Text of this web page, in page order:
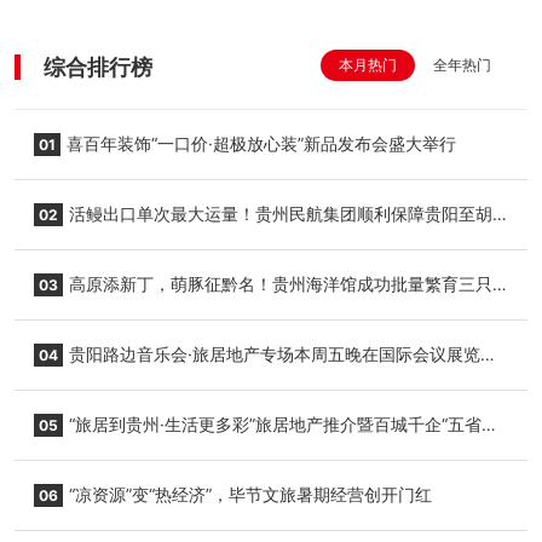
综合排行榜 本月热门 全年热门
01 喜百年装饰“一口价·超极放心装”新品发布会盛大举行
02 活鳗出口单次最大运量！贵州民航集团顺利保障贵阳至胡
03 高原添新丁，萌豚征黔名！贵州海洋馆成功批量繁育三只
04 贵阳路边音乐会·旅居地产专场本周五晚在国际会议展览中
05 “旅居到贵州·生活更多彩”旅居地产推介暨百城千企“五省
06 “凉资源”变“热经济”，毕节文旅暑期经营创开门红